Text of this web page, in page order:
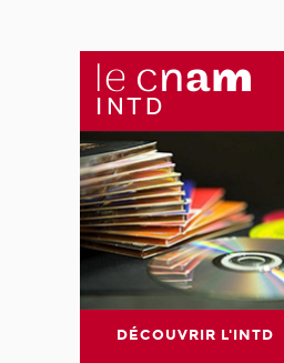
DÉCOUVRIR L'INTD